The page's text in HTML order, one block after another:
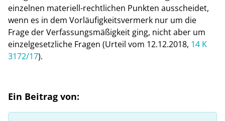
einzelnen materiell-rechtlichen Punkten ausscheidet,
wenn es in dem Vorläufigkeitsvermerk nur um die
Frage der Verfassungsmäßigkeit ging, nicht aber um
einzelgesetzliche Fragen (Urteil vom 12.12.2018, 14 K
3172/17).
Ein Beitrag von: